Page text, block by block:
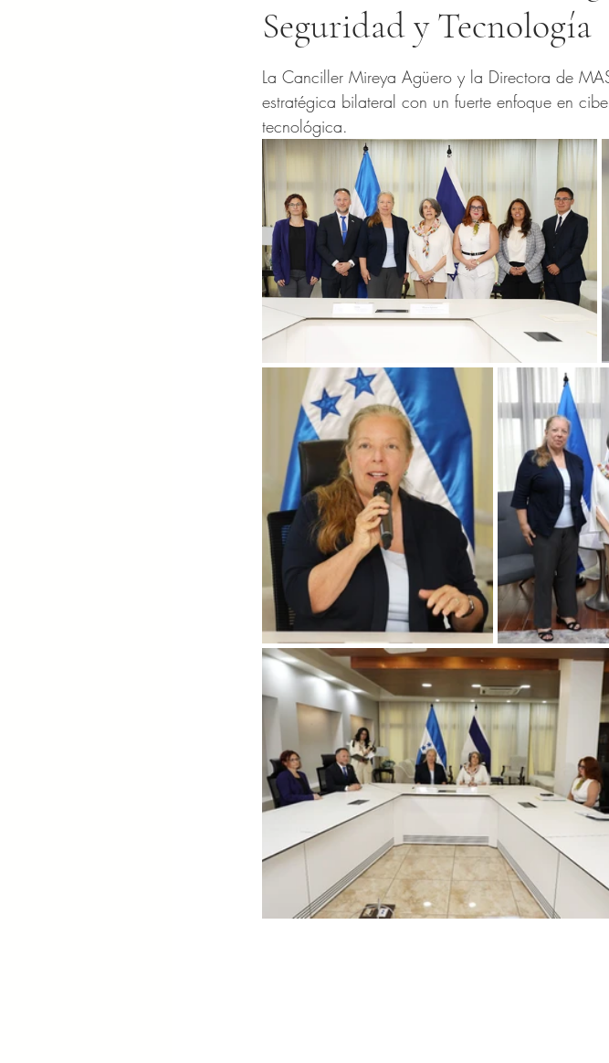
Seguridad y Tecnología
La Canciller Mireya Agüero y la Directora de
estratégica bilateral con un fuerte enfoque en
tecnológica.